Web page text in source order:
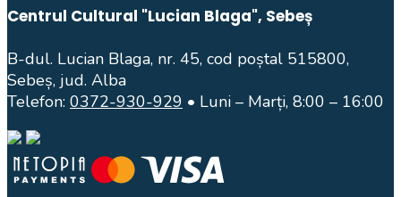
Centrul Cultural "Lucian Blaga", Sebeș
B-dul. Lucian Blaga, nr. 45, cod poștal 515800,
Sebeș, jud. Alba
Telefon: 0372-930-929 • Luni – Marți, 8:00 – 16:00